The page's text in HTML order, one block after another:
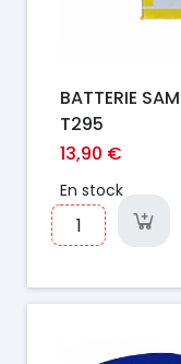
BATTERIE
T295
13,90 €
En stock